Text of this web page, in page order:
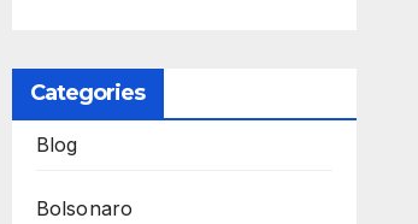
Categories
Blog
Bolsonaro